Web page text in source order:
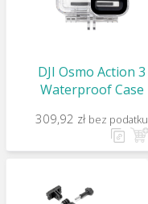
DJI Osmo Action 3
Waterproof Case
309,92 zł bez podatku